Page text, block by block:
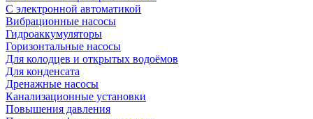
С электронной автоматикой
Вибрационные насосы
Гидроаккумуляторы
Горизонтальные насосы
Для колодцев и открытых водоёмов
Для конденсата
Дренажные насосы
Канализационные установки
Повышения давления